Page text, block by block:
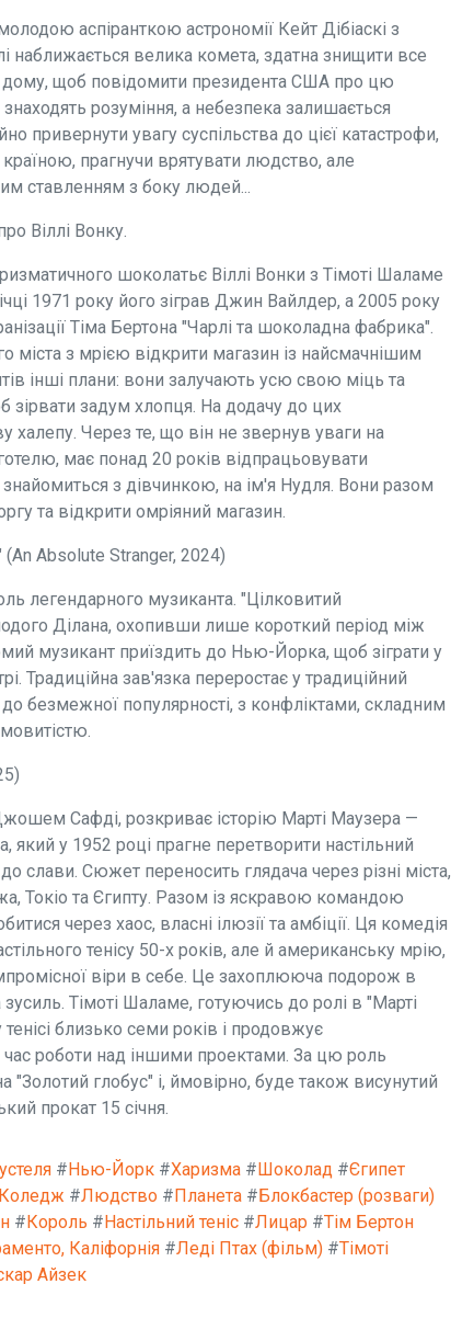
аспіранткою астрономії Кейт Дібіаскі з
велика комета, здатна знищити все
щоб повідомити президента США про цю
розуміння, а небезпека залишається
привернути увагу суспільства до цієї катастрофи,
прагнучи врятувати людство, але
ставленням з боку людей...
Віллі Вонку.
шоколатьє Віллі Вонки з Тімоті Шаламе
1971 року його зіграв Джин Вайлдер, а 2005 року
Тіма Бертона "Чарлі та шоколадна фабрика".
міста з мрією відкрити магазин із найсмачнішим
інші плани: вони залучають усю свою міць та
зірвати задум хлопця. На додачу до цих
халепу. Через те, що він не звернув уваги на
має понад 20 років відпрацьовувати
знайомиться з дівчинкою, на ім'я Нудля. Вони разом
та відкрити омріяний магазин.
Absolute Stranger, 2024)
легендарного музиканта. "Цілковитий
Ділана, охопивши лише короткий період між
музикант приїздить до Нью-Йорка, щоб зіграти у
Традиційна зав'язка переростає у традиційний
безмежної популярності, з конфліктами, складним
Сафді, розкриває історію Марті Маузера —
у 1952 році прагне перетворити настільний
слави. Сюжет переносить глядача через різні міста,
Токіо та Єгипту. Разом із яскравою командою
через хаос, власні ілюзії та амбіції. Ця комедія
тенісу 50-х років, але й американську мрію,
віри в себе. Це захоплююча подорож в
Тімоті Шаламе, готуючись до ролі в "Марті
близько семи років і продовжує
роботи над іншими проектами. За цю роль
глобус" і, ймовірно, буде також висунутий
прокат 15 січня.
#Нью-Йорк #Харизма #Шоколад #Єгипет
Коледж #Людство #Планета #Блокбастер (розваги)
#Король #Настільний теніс #Лицар #Тім Бертон
Каліфорнія #Леді Птах (фільм) #Тімоті
Айзек